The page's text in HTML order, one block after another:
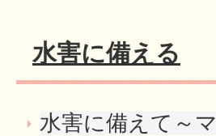
水害に備える
水害に備えて～